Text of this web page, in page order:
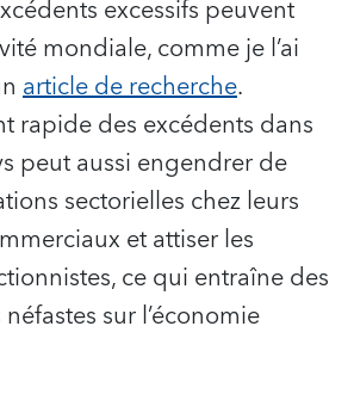
excessifs peuvent
mondiale, comme je l’ai
article de recherche.
rapide des excédents dans
peut aussi engendrer de
sectorielles chez leurs
et attiser les
ce qui entraîne des
sur l’économie